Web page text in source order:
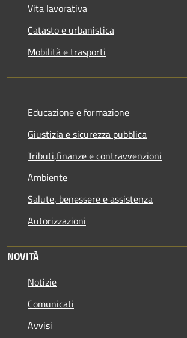
Vita lavorativa
Catasto e urbanistica
Mobilità e trasporti
Educazione e formazione
Giustizia e sicurezza pubblica
Tributi,finanze e contravvenzioni
Ambiente
Salute, benessere e assistenza
Autorizzazioni
NOVITÀ
Notizie
Comunicati
Avvisi